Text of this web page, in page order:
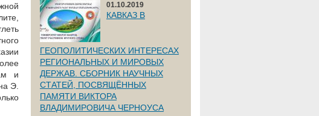
и
Э.
01.10.2019
КАВКАЗ В
ГЕОПОЛИТИЧЕСКИХ ИНТЕРЕСАХ
РЕГИОНАЛЬНЫХ И МИРОВЫХ
ДЕРЖАВ. СБОРНИК НАУЧНЫХ
СТАТЕЙ, ПОСВЯЩЁННЫХ
ПАМЯТИ ВИКТОРА
ВЛАДИМИРОВИЧА ЧЕРНОУСА